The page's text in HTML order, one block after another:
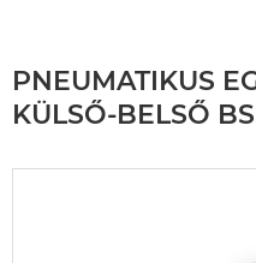
PNEUMATIKUS
KÜLSŐ-BELSŐ